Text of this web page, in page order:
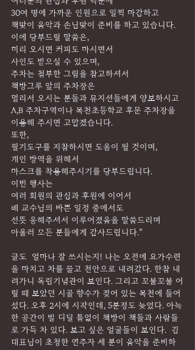
30여 명에 가까운 인원으로 일찍 마감하고
책맞이 음악과 손님맞이 준비를 하고 있습니다.
이에 당부드릴 말씀은,
미리 오시면 커피도 마시면서
사인도 받으실 수 있으며,
주차는 첨부한 그림을 참고하셔서
책방그루 앞의 주차장은
멀리서 오시는 분들과 뮤지션들에게 양보하시고
A,B 주차구역이나 목천초등학교 후문 주차장을
이용해 주시면 고맙겠습니다.
또한,
필기도구를 지참하시면 도움이 될 것이며,
개인 방역을 위해서
마스크를 착용해주시기를 당부드립니다.
이번 행사는
여러 회원의 관심과 후원에 이어서
배 교수님의 바쁜 일정 중에서도
선뜻 응해주셔서 이루어졌음을 말씀드리며
아울러 모든 분들에게 감사드립니다.”
글도  얼마나 잘 쓰시는지! 나는 오전에 요가수련
을 마치고 차를 몰고 천안으로 내려갔다. 한참 내
려가니 독립기념관이 보인다. 그리고 꼬불꼬불 어
릴 때 보았던 시골 향수가 젖어 있는 목천에 들어
섰다. 오후 2시에 시작인데, 5분정도 늦었다. 아늑
한 공간이 발 디딜 틈없이 책방이 책들과 사람들
로 가득 차 있다. 보고 싶은 얼굴들이 보인다.  김
대표님이 초청한 연주자 세 분이 음악을 준비하